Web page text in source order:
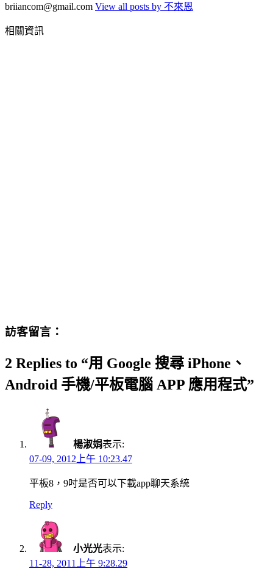
briiancom@gmail.com View all posts by 不來恩
相關資訊
訪客留言：
2 Replies to “用 Google 搜尋 iPhone、
Android 手機/平板電腦 APP 應用程式”
楊淑娟表示:
07-09, 2012上午 10:23.47
平板8，9吋是否可以下載app聊天系統
Reply
小光光表示:
11-28, 2011上午 9:28.29